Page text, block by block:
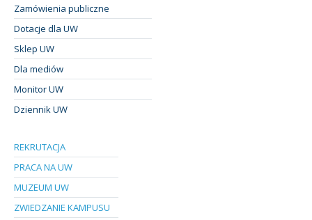
Zamówienia publiczne
Dotacje dla UW
Sklep UW
Dla mediów
Monitor UW
Dziennik UW
REKRUTACJA
PRACA NA UW
MUZEUM UW
ZWIEDZANIE KAMPUSU